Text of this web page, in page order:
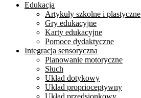
Edukacja
Artykuły szkolne i plastyczne
Gry edukacyjne
Karty edukacyjne
Pomoce dydaktyczne
Integracja sensoryczna
Planowanie motoryczne
Słuch
Układ dotykowy
Układ proprioceptywny
Układ przedsionkowy